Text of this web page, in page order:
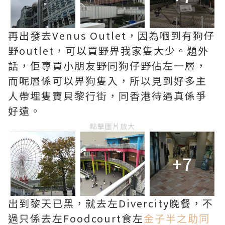
再出發去Venus Outlet，因為嗰到有狗仔
野outlet，可以買野畀我家隻大少。題外
話，佢專買小朋友野同狗仔野佔左一層，
而呢層係可以畀狗隻入，所以見到好多主
人帶埋隻寶貝黎行街，同香港待遇真係爭
好遠。
點擊圖片放大
+7
出到黎天已黑，就去左Divercity晚餐，不
過只係去左Foodcourt食左金子半之助同